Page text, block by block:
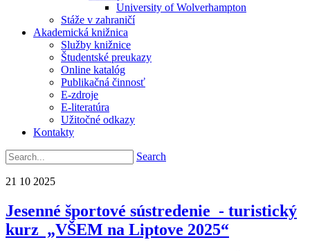
University of Wolverhampton
Stáže v zahraničí
Akademická knižnica
Služby knižnice
Študentské preukazy
Online katalóg
Publikačná činnosť
E-zdroje
E-literatúra
Užitočné odkazy
Kontakty
Search
21 10 2025
Jesenné športové sústredenie - turistický
kurz „VŠEM na Liptove 2025“